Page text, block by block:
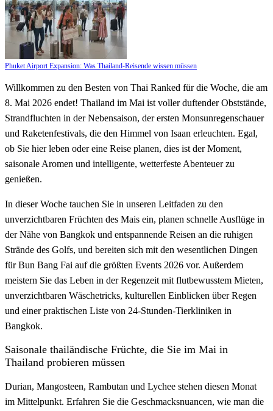
Phuket Airport Expansion: Was Thailand-Reisende wissen müssen
Willkommen zu den Besten von Thai Ranked für die Woche, die am
8. Mai 2026 endet! Thailand im Mai ist voller duftender Obststände,
Strandfluchten in der Nebensaison, der ersten Monsunregenschauer
und Raketenfestivals, die den Himmel von Isaan erleuchten. Egal,
ob Sie hier leben oder eine Reise planen, dies ist der Moment,
saisonale Aromen und intelligente, wetterfeste Abenteuer zu
genießen.
In dieser Woche tauchen Sie in unseren Leitfaden zu den
unverzichtbaren Früchten des Mais ein, planen schnelle Ausflüge in
der Nähe von Bangkok und entspannende Reisen an die ruhigen
Strände des Golfs, und bereiten sich mit den wesentlichen Dingen
für Bun Bang Fai auf die größten Events 2026 vor. Außerdem
meistern Sie das Leben in der Regenzeit mit flutbewusstem Mieten,
unverzichtbaren Wäschetricks, kulturellen Einblicken über Regen
und einer praktischen Liste von 24-Stunden-Tierkliniken in
Bangkok.
Saisonale thailändische Früchte, die Sie im Mai in
Thailand probieren müssen
Durian, Mangosteen, Rambutan und Lychee stehen diesen Monat
im Mittelpunkt. Erfahren Sie die Geschmacksnuancen, wie man die